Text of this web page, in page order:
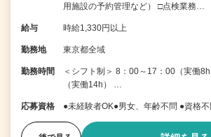
用施設の予約管理など） □点検業務…
給与 時給1,330円以上
勤務地 東京都全域
勤務時間
＜シフト制＞ 8：00～17：00（実働
（実働14h） …
応募資格 ●未経験者OK●男女、年齢不問 ●資格不